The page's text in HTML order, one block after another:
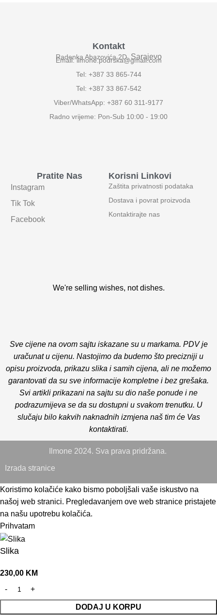
We're selling wishes, not dishes.
Korisni Linkovi
Zaštita privatnosti podataka
Dostava i povrat proizvoda
Kontaktirajte nas
Pratite Nas
Instagram
Tik Tok
Facebook
Kontakt
Radenka Abazovića 2D, Sarajevo
Email: ilmone.podrska@gmail.com
Tel: +387 33 865-744
Tel: +387 33 867-542
Viber/WhatsApp: +387 60 311-9177
Radno vrijeme: Pon-Sub 10:00 - 19:00
Sve cijene na ovom sajtu iskazane su u markama. PDV je
uračunat u cijenu. Nastojimo da budemo što precizniji u
opisu proizvoda, prikazu slika i samih cijena, ali ne možemo
garantovati da su sve informacije kompletne i bez grešaka.
Svi artikli prikazani na sajtu su dio naše ponude i ne
podrazumijeva se da su dostupni u svakom trenutku. U
slučaju bilo kakvih naknadnih izmjena naš tim će Vas
kontaktirati.
Ilmone 2024. Sva prava pridržana.
Izrada stranice
Koristimo kolačiće kako bismo poboljšali vaše iskustvo na
našoj web stranici. Pregledavanjem ove web stranice pristajete
na našu upotrebu kolačića.
Prihvatam
Slika
230,00 KM
DODAJ U KORPU